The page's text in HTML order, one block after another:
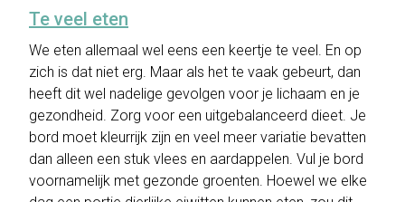
Te veel eten
We eten allemaal wel eens een keertje te veel. En op
zich is dat niet erg. Maar als het te vaak gebeurt, dan
heeft dit wel nadelige gevolgen voor je lichaam en je
gezondheid. Zorg voor een uitgebalanceerd dieet. Je
bord moet kleurrijk zijn en veel meer variatie bevatten
dan alleen een stuk vlees en aardappelen. Vul je bord
voornamelijk met gezonde groenten. Hoewel we elke